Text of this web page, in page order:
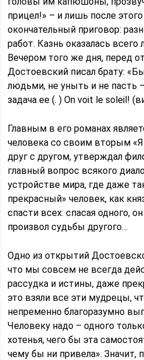
прицел!» – и лишь после
окончательный приговор:
работ. Казнь оказалась
Вечером того же дня, перед
Достоевский писал брату:
людьми, не уныть и не пасть
задача ее (. ) On voit le soleil!
Главным в его романах
человека со своим вторым
друг с другом, утверждал
главный вопрос всякого
устройстве мира, где даже
прекрасный» человек, как
спасти всех: спасая одного,
произвол судьбы другого…
Одно из открытий
что мы совсем не всегда
рассудка и истины, даже
это взяли все эти мудрецы,
непременно благоразумно
Человеку надо – одного
хотенья, чего бы эта
чему бы ни привела». Значит,